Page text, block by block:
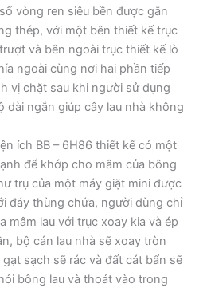
vòng ren siêu bền được gắn
thép, với một bên thiết kế trục
và bên ngoài trục thiết kế lò
ngoài cùng nơi hai phần tiếp
vị chặt sau khi người sử dụng
dài ngắn giúp cây lau nhà không
ích BB – 6H86 thiết kế có một
để khớp cho mâm của bông
trụ của một máy giặt mini được
đáy thùng chứa, người dùng chỉ
mâm lau với trục xoay kia và ép
bộ cán lau nhà sẽ xoay tròn
sạch sẽ rác và đất cát bẩn sẽ
bông lau và thoát vào trong